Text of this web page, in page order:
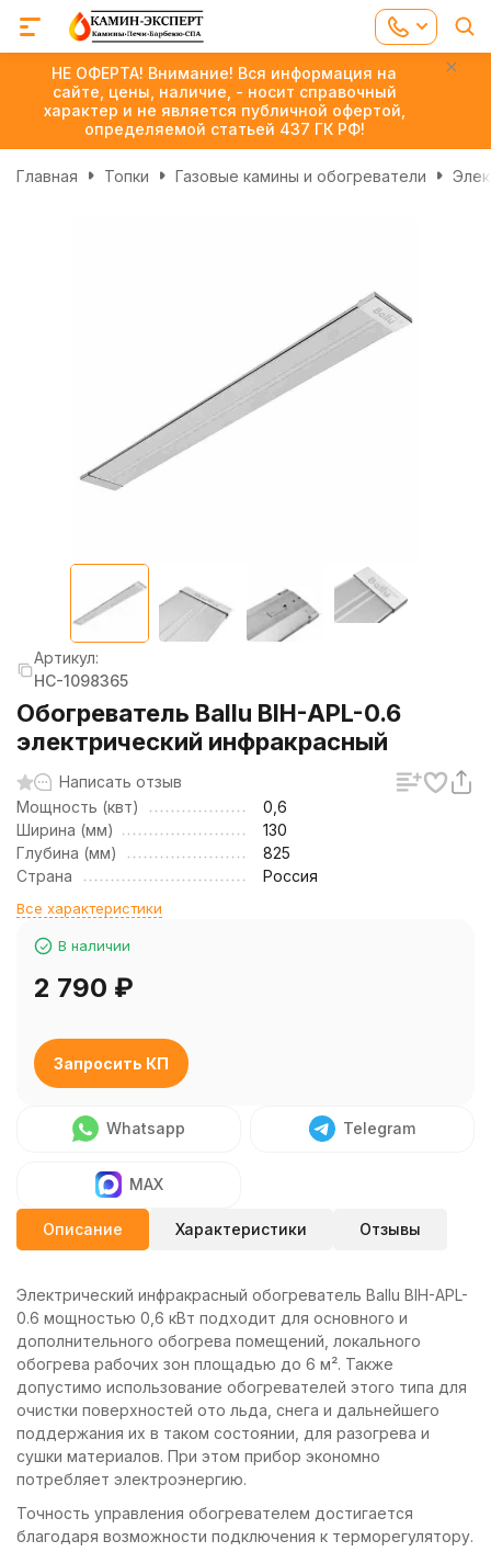
НЕ ОФЕРТА! Внимание! Вся информация на
сайте, цены, наличие, - носит справочный
характер и не является публичной офертой,
определяемой статьей 437 ГК РФ!
Главная Топки Газовые камины и обогреватели
Артикул:
НС-1098365
Обогреватель Ballu BIH-APL-0.6
электрический инфракрасный
Написать отзыв
Мощность (квт)
0,6
Ширина (мм)
130
Глубина (мм)
825
Страна
Россия
Все характеристики
В наличии
2 790 ₽
Запросить КП
Whatsapp Telegram
MAX
Описание Характеристики Отзывы
Электрический инфракрасный обогреватель Ballu BIH-APL-
0.6 мощностью 0,6 кВт подходит для основного и
дополнительного обогрева помещений, локального
обогрева рабочих зон площадью до 6 м². Также
допустимо использование обогревателей этого типа для
очистки поверхностей ото льда, снега и дальнейшего
поддержания их в таком состоянии, для разогрева и
сушки материалов. При этом прибор экономно
потребляет электроэнергию.
Точность управления обогревателем достигается
благодаря возможности подключения к терморегулятору.